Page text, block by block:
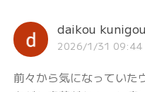
daikou kunigou
2026/1/31 09:44
前々から気になっていた